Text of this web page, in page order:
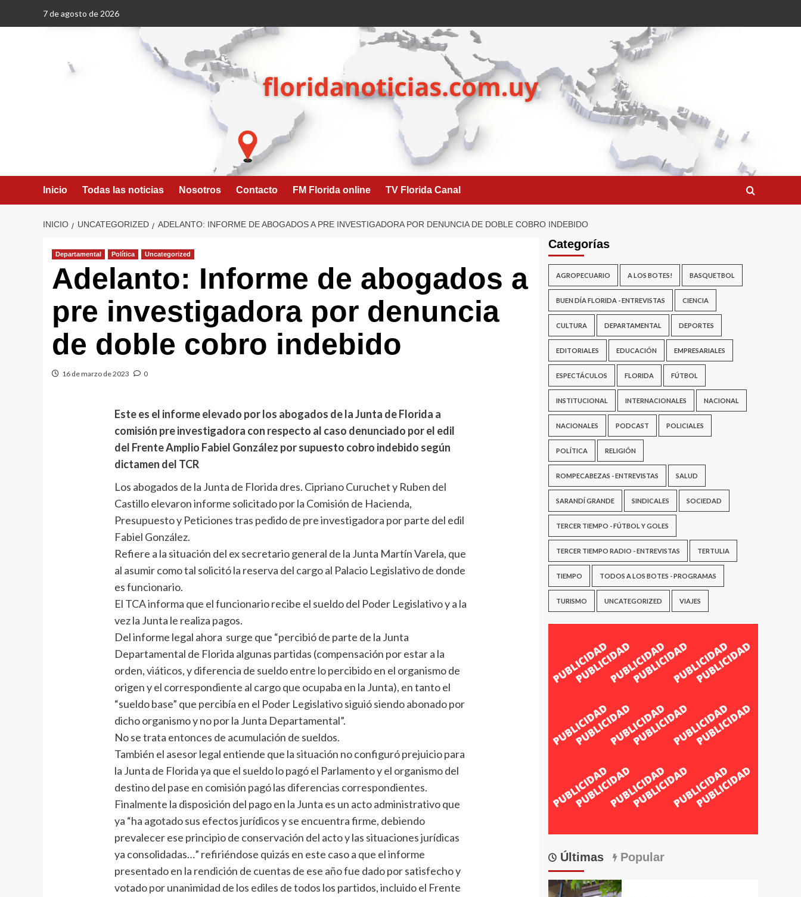
7 de agosto de 2026
Inicio Todas las noticias Nosotros Contacto FM Florida online TV Florida Canal
INICIO UNCATEGORIZED ADELANTO: INFORME DE ABOGADOS A PRE INVESTIGADORA POR DENUNCIA DE DOBLE COBRO INDEBIDO
Departamental Política Uncategorized
Adelanto: Informe de abogados a
pre investigadora por denuncia
de doble cobro indebido
16 de marzo de 2023 0
Este es el informe elevado por los abogados de la Junta de Florida a
comisión pre investigadora con respecto al caso denunciado por el edil
del Frente Amplio Fabiel González por supuesto cobro indebido según
dictamen del TCR
Los abogados de la Junta de Florida dres. Cipriano Curuchet y Ruben del
Castillo elevaron informe solicitado por la Comisión de Hacienda,
Presupuesto y Peticiones tras pedido de pre investigadora por parte del edil
Fabiel González.
Refiere a la situación del ex secretario general de la Junta Martín Varela, que
al asumir como tal solicitó la reserva del cargo al Palacio Legislativo de donde
es funcionario.
El TCA informa que el funcionario recibe el sueldo del Poder Legislativo y a la
vez la Junta le realiza pagos.
Del informe legal ahora surge que “percibió de parte de la Junta
Departamental de Florida algunas partidas (compensación por estar a la
orden, viáticos, y diferencia de sueldo entre lo percibido en el organismo de
origen y el correspondiente al cargo que ocupaba en la Junta), en tanto el
“sueldo base” que percibía en el Poder Legislativo siguió siendo abonado por
dicho organismo y no por la Junta Departamental”.
No se trata entonces de acumulación de sueldos.
También el asesor legal entiende que la situación no configuró prejuicio para
la Junta de Florida ya que el sueldo lo pagó el Parlamento y el organismo del
destino del pase en comisión pagó las diferencias correspondientes.
Finalmente la disposición del pago en la Junta es un acto administrativo que
ya “ha agotado sus efectos jurídicos y se encuentra firme, debiendo
prevalecer ese principio de conservación del acto y las situaciones jurídicas
ya consolidadas…” refiriéndose quizás en este caso a que el informe
presentado en la rendición de cuentas de ese año fue dado por satisfecho y
votado por unanimidad de los ediles de todos los partidos, incluido el Frente
Categorías
AGROPECUARIO A LOS BOTES! BASQUETBOL
BUEN DÍA FLORIDA - ENTREVISTAS CIENCIA
CULTURA DEPARTAMENTAL DEPORTES
EDITORIALES EDUCACIÓN EMPRESARIALES
ESPECTÁCULOS FLORIDA FÚTBOL
INSTITUCIONAL INTERNACIONALES NACIONAL
NACIONALES PODCAST POLICIALES
POLÍTICA RELIGIÓN
ROMPECABEZAS - ENTREVISTAS SALUD
SARANDÍ GRANDE SINDICALES SOCIEDAD
TERCER TIEMPO - FÚTBOL Y GOLES
TERCER TIEMPO RADIO - ENTREVISTAS TERTULIA
TIEMPO TODOS A LOS BOTES - PROGRAMAS
TURISMO UNCATEGORIZED VIAJES
Últimas Popular